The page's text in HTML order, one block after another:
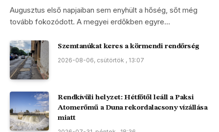
Augusztus első napjaiban sem enyhült a hőség, sőt még
tovább fokozódott. A megyei erdőkben egyre…
Szemtanúkat keres a körmendi rendőrség
2026-08-06, csütörtök , 13:07
Rendkívüli helyzet: Hétfőtől leáll a Paksi
Atomerőmű a Duna rekordalacsony vízállása
miatt